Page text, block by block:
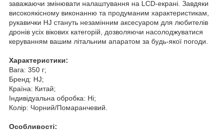
заважаючи змінювати налаштування на LCD-екрані. Завдяки
високоякісному виконанню та продуманим характеристикам,
рукавички HJ стануть незамінним аксесуаром для любителів
дронів усіх вікових категорій, дозволяючи насолоджуватися
керуванням вашим літальним апаратом за будь-якої погоди.
Характеристики:
Вага: 350 г;
Бренд: HJ;
Країна: Китай;
Індивідуальна обробка: Ні;
Колір: Чорний/Помаранчевий.
Особливості: